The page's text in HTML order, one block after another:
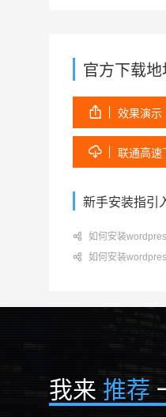
官方下载地
 效果演示
 联通高速
新手安装指引
 如何安装
 如何安装
我来 推荐